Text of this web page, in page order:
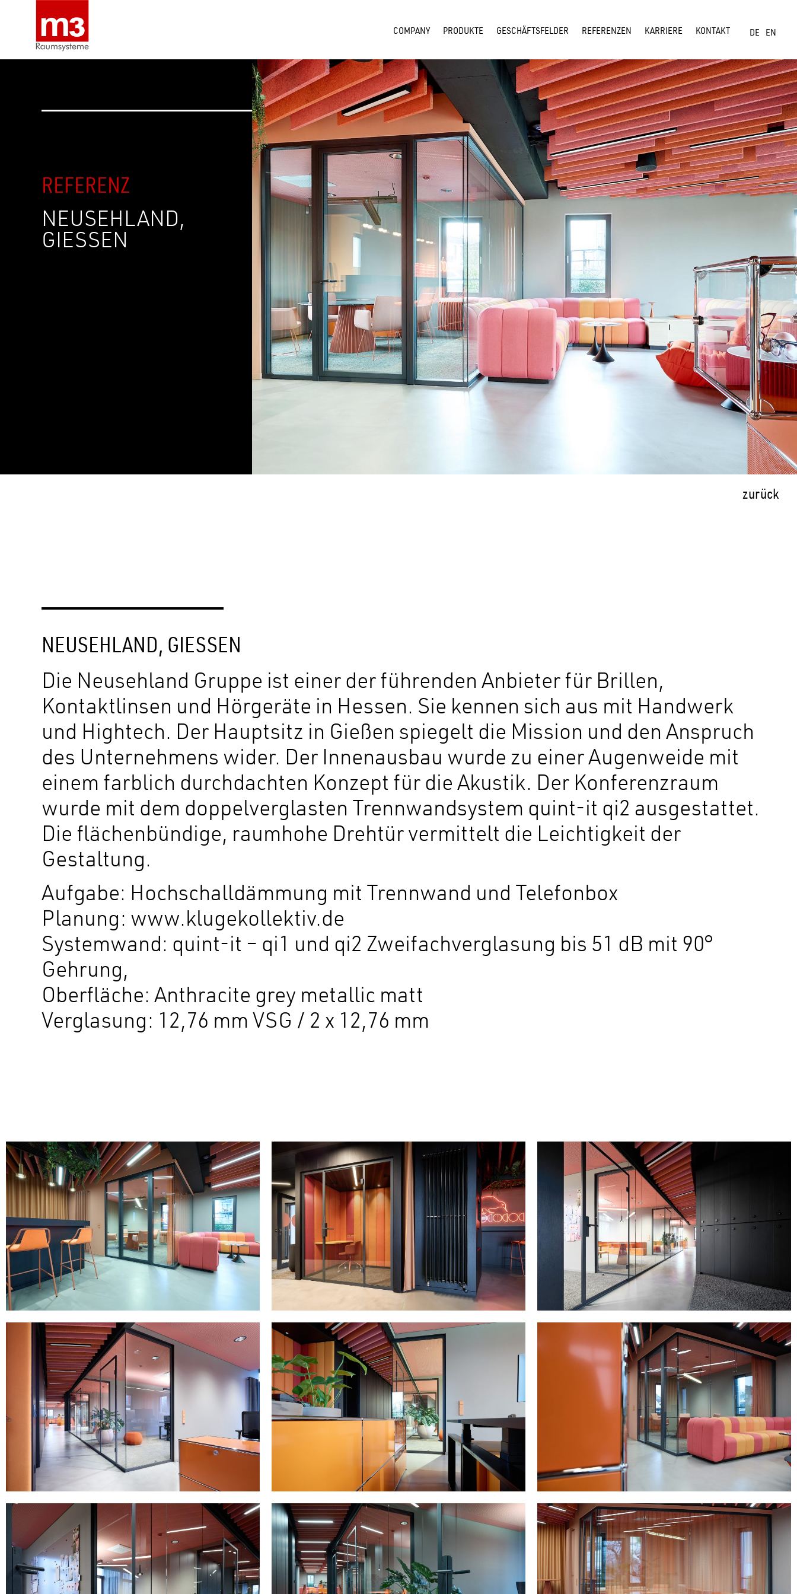
COMPANY PRODUKTE GESCHÄFTSFELDER REFERENZEN KARRIERE KONTAKT DE EN
REFERENZ
NEUSEHLAND,
GIESSEN
zurück
NEUSEHLAND, GIESSEN
Die Neusehland Gruppe ist einer der führenden Anbieter für Brillen,
Kontaktlinsen und Hörgeräte in Hessen. Sie kennen sich aus mit Handwerk
und Hightech. Der Hauptsitz in Gießen spiegelt die Mission und den Anspruch
des Unternehmens wider. Der Innenausbau wurde zu einer Augenweide mit
einem farblich durchdachten Konzept für die Akustik. Der Konferenzraum
wurde mit dem doppelverglasten Trennwandsystem quint-it qi2 ausgestattet.
Die flächenbündige, raumhohe Drehtür vermittelt die Leichtigkeit der
Gestaltung.
Aufgabe: Hochschalldämmung mit Trennwand und Telefonbox
Planung: www.klugekollektiv.de
Systemwand: quint-it – qi1 und qi2 Zweifachverglasung bis 51 dB mit 90°
Gehrung,
Oberfläche: Anthracite grey metallic matt
Verglasung: 12,76 mm VSG / 2 x 12,76 mm